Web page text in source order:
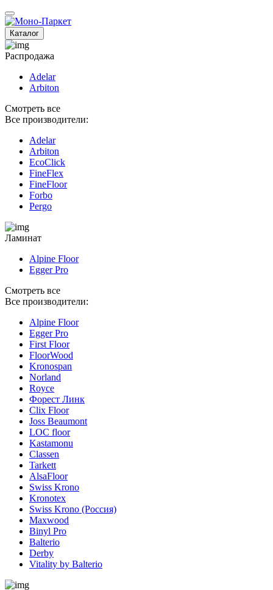
Каталог
Распродажа
Adelar
Arbiton
Смотреть все
Все производители:
Adelar
Arbiton
EcoClick
FineFlex
FineFloor
Fоrbo
Pergo
Ламинат
Alpine Floor
Egger Pro
Смотреть все
Все производители:
Alpine Floor
Egger Pro
First Floor
FloorWood
Kronospan
Norland
Royce
Форест Линк
Clix Floor
Joss Beaumont
LOC floor
Kastamonu
Classen
Tarkett
AlsaFloor
Swiss Krono
Kronotex
Swiss Krono (Россия)
Maxwood
Binyl Pro
Balterio
Derby
Vitality by Balterio